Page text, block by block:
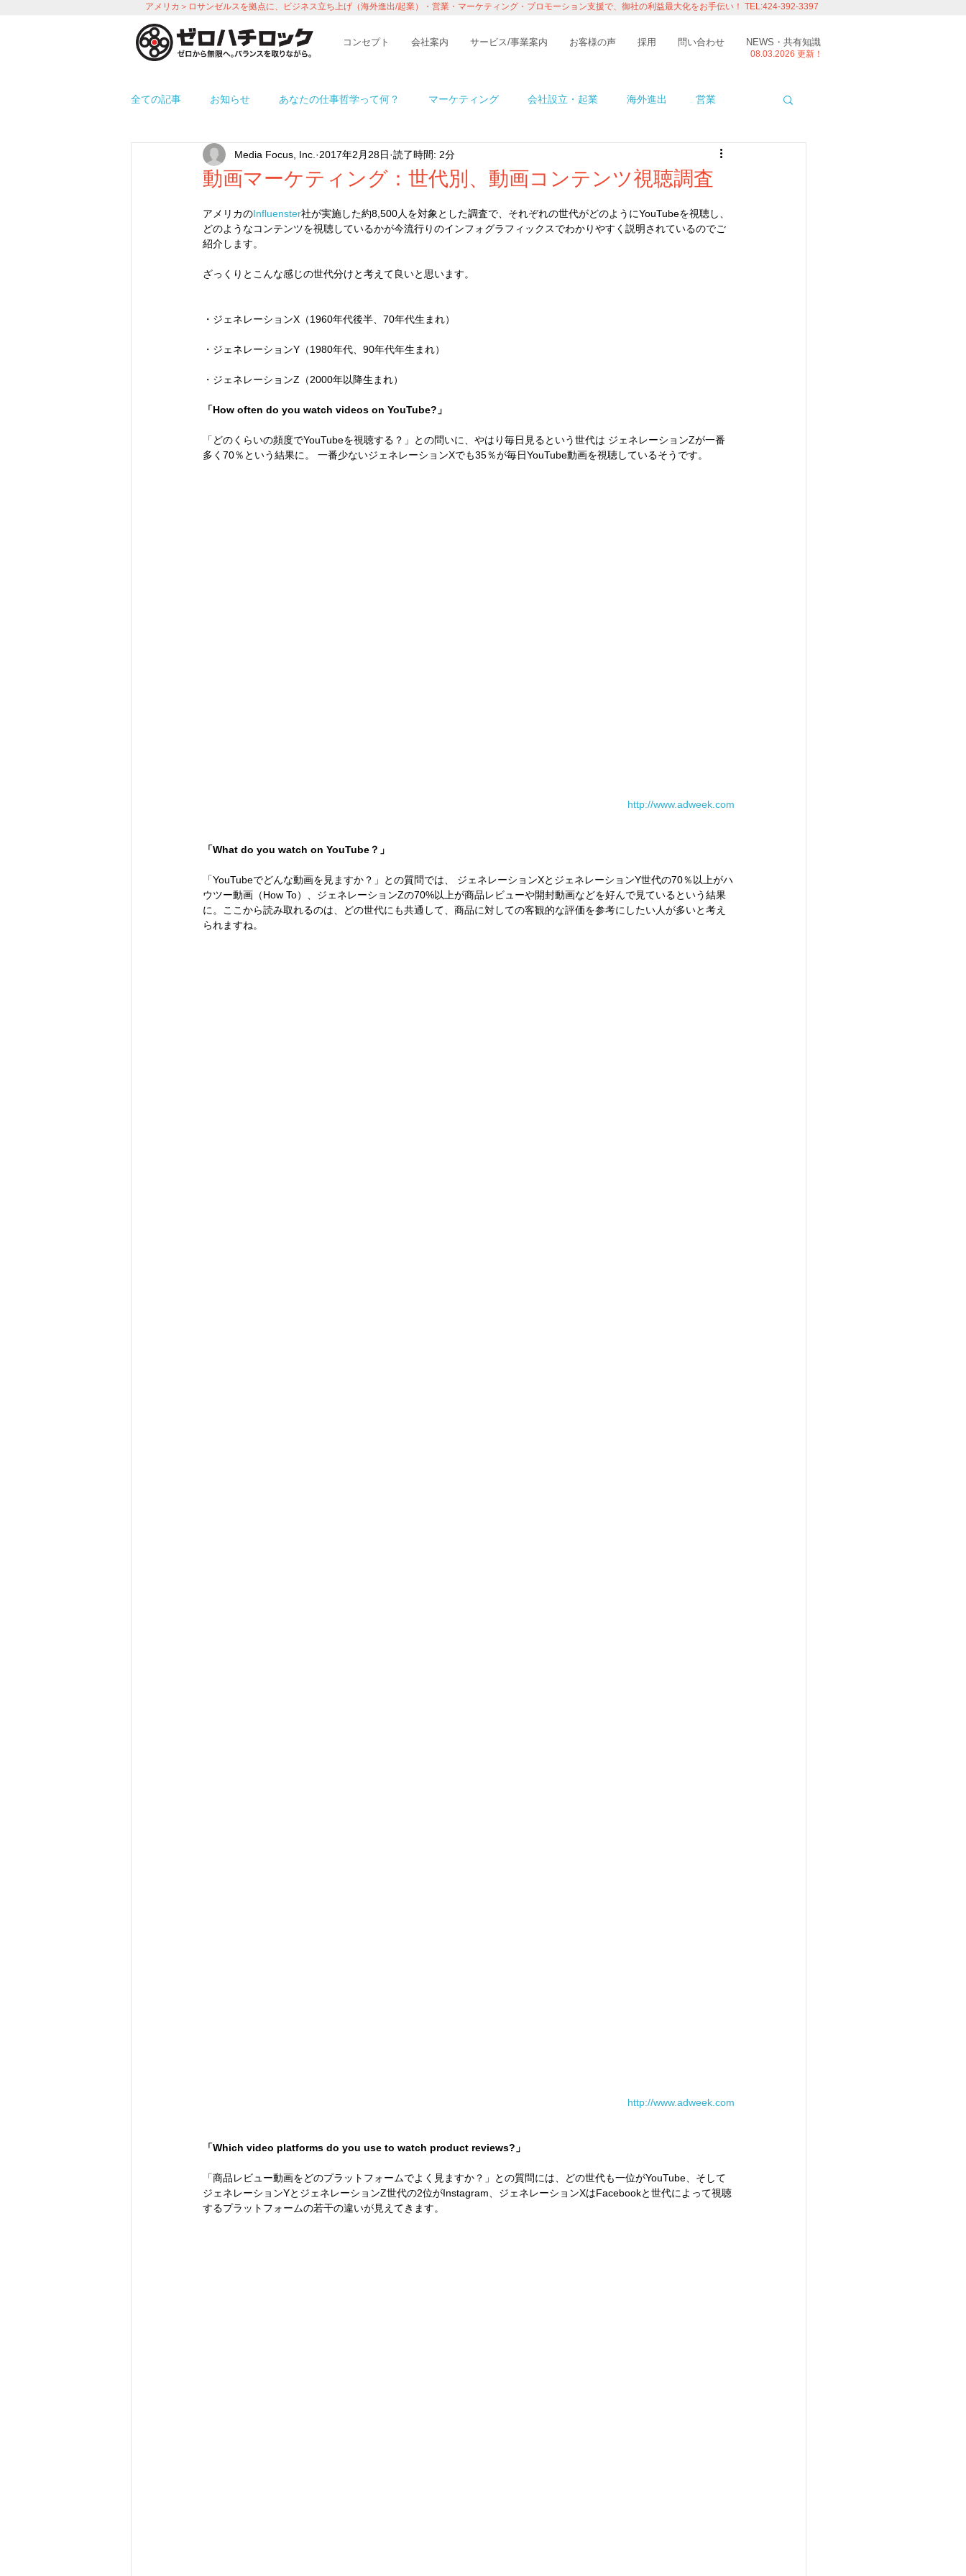
アメリカ＞ロサンゼルスを拠点に、ビジネス立ち上げ（海外進出/起業）・営業・マーケティング・プロモーション支援で、御社の利益最大化をお手伝い！ TEL:424-392-3397
コンセプト 会社案内 サービス/事業案内 お客様の声 採用 問い合わせ NEWS・共有知識
08.03.2026 更新！
全ての記事 お知らせ あなたの仕事哲学って何？ マーケティング 会社設立・起業 海外進出 営業
プロモーション 労務＆人事 in アメリカ イベント・レポート ITエンジニアの視点
使えるアプリ紹介 オフィス環境 ITの話 インタビュー・セミナー １％の情熱ものがたり 留学
動画マーケティング：世代別、動画コンテンツ視聴調査
Media Focus, Inc. 2017年2月28日 読了時間: 2分
アメリカのInfluenster社が実施した約8,500人を対象とした調査で、それぞれの世代がどのようにYouTubeを視聴し、
どのようなコンテンツを視聴しているかが今流行りのインフォグラフィックスでわかりやすく説明されているのでご
紹介します。
ざっくりとこんな感じの世代分けと考えて良いと思います。
・ジェネレーションX（1960年代後半、70年代生まれ）
・ジェネレーションY（1980年代、90年代年生まれ）
・ジェネレーションZ（2000年以降生まれ）
「How often do you watch videos on YouTube?」
「どのくらいの頻度でYouTubeを視聴する？」との問いに、やはり毎日見るという世代は ジェネレーションZが一番
多く70％という結果に。 一番少ないジェネレーションXでも35％が毎日YouTube動画を視聴しているそうです。
http://www.adweek.com
「What do you watch on YouTube？」
「YouTubeでどんな動画を見ますか？」との質問では、 ジェネレーションXとジェネレーションY世代の70％以上がハ
ウツー動画（How To）、ジェネレーションZの70%以上が商品レビューや開封動画などを好んで見ているという結果
に。ここから読み取れるのは、どの世代にも共通して、商品に対しての客観的な評価を参考にしたい人が多いと考え
られますね。
http://www.adweek.com
「Which video platforms do you use to watch product reviews?」
「商品レビュー動画をどのプラットフォームでよく見ますか？」との質問には、どの世代も一位がYouTube、そして
ジェネレーションYとジェネレーションZ世代の2位がInstagram、ジェネレーションXはFacebookと世代によって視聴
するプラットフォームの若干の違いが見えてきます。